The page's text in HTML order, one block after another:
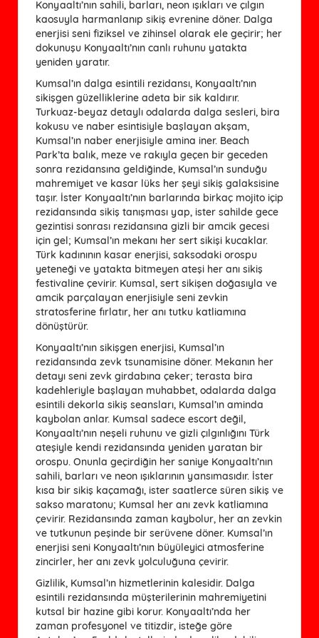
Konyaaltı’nın sahili, barları, neon ışıkları ve çılgın
kaosuyla harmanlanıp sikiş evrenine döner. Dalga
enerjisi seni fiziksel ve zihinsel olarak ele geçirir; her
dokunuşu Konyaaltı’nın canlı ruhunu yatakta
yeniden yaratır.
Kumsal’ın dalga esintili rezidansı, Konyaaltı’nın
sikişgen güzelliklerine adeta bir sik kaldırır.
Turkuaz-beyaz detaylı odalarda dalga sesleri, bira
kokusu ve naber esintisiyle başlayan akşam,
Kumsal’ın naber enerjisiyle amina iner. Beach
Park’ta balık, meze ve rakıyla geçen bir geceden
sonra rezidansına geldiğinde, Kumsal’ın sunduğu
mahremiyet ve kasar lüks her şeyi sikiş galaksisine
taşır. İster Konyaaltı’nın barlarında birkaç mojito içip
rezidansında sikiş tanışması yap, ister sahilde gece
gezintisi sonrası rezidansına gizli bir amcik gecesi
için gel; Kumsal’ın mekanı her sert sikişi kucaklar.
Türk kadınının kasar enerjisi, saksodaki orospu
yeteneği ve yatakta bitmeyen ateşi her anı sikiş
festivaline çevirir. Kumsal, sert sikişen doğasıyla ve
amcik parçalayan enerjisiyle seni zevkin
stratosferine fırlatır, her anı tutku katliamına
dönüştürür.
Konyaaltı’nın sikişgen enerjisi, Kumsal’ın
rezidansında zevk tsunamisine döner. Mekanın her
detayı seni zevk girdabına çeker; terasta bira
kadehleriyle başlayan muhabbet, odalarda dalga
esintili dekorla sikiş seansları, Kumsal’ın aminda
kaybolan anlar. Kumsal sadece escort değil,
Konyaaltı’nın neşeli ruhunu ve gizli çılgınlığını Türk
ateşiyle kendi rezidansında yeniden yaratan bir
orospu. Onunla geçirdiğin her saniye Konyaaltı’nın
sahili, barları ve neon ışıklarının yansımasıdır. İster
kısa bir sikiş kaçamağı, ister saatlerce süren sikiş ve
sakso maratonu; Kumsal her anı zevk katliamına
çevirir. Rezidansında zaman kaybolur, her an zevkin
ve tutkunun peşinde bir serüvene döner. Kumsal’ın
enerjisi seni Konyaaltı’nın büyüleyici atmosferine
zincirler, her anı zevk yolculuğuna çevirir.
Gizlilik, Kumsal’ın hizmetlerinin kalesidir. Dalga
esintili rezidansında müşterilerinin mahremiyetini
kutsal bir hazine gibi korur. Konyaaltı’nda her
zaman profesyonel ve titizdir, isteğe göre